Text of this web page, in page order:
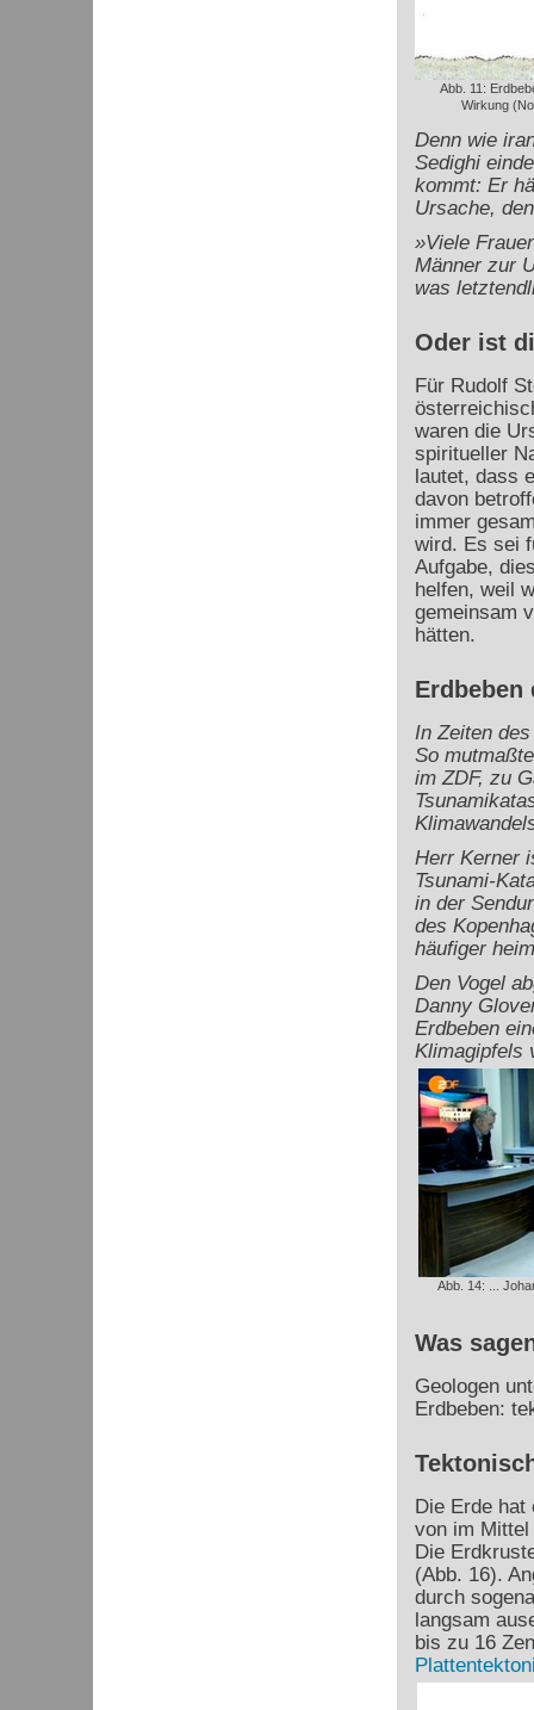
Abb. 11:
Wirkung
Denn wie
Sedighi
kommt: Er
Ursache,
»Viele
Männer zur
was
Oder ist
Für Rudolf
waren die
spiritueller
lautet, dass
davon
immer
wird. Es sei
Aufgabe,
helfen, weil
gemeinsam
hätten.
Erdbeben
In Zeiten
So
im ZDF, zu
Herr Kerner
Tsunami-
in der
des
häufiger
Den Vogel
Danny
Erdbeben
Klimagipfels
Abb. 14: ...
Was
Geologen
Erdbeben:
Die Erde hat
von im Mittel
Die
(Abb. 16).
durch
langsam
bis zu 16